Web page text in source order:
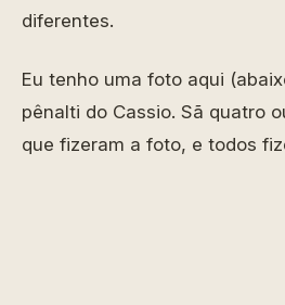
diferentes.
Eu tenho uma foto aqui
pênalti do Cassio. Sã quatro
que fizeram a foto, e todos